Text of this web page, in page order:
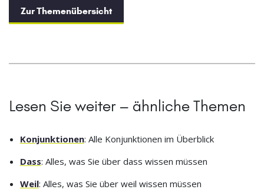
Zur Themenübersicht
Lesen Sie weiter – ähnliche Themen
Konjunktionen: Alle Konjunktionen im Überblick
Dass: Alles, was Sie über dass wissen müssen
Weil: Alles, was Sie über weil wissen müssen